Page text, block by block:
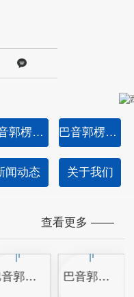
巴音郭楞成品角铁法兰风管 巴音郭楞半成品角钢法兰风管
闻动态 关于我们
查看更多 ——
巴音郭楞半成品角钢法兰风管 巴音郭楞通风管道消音器